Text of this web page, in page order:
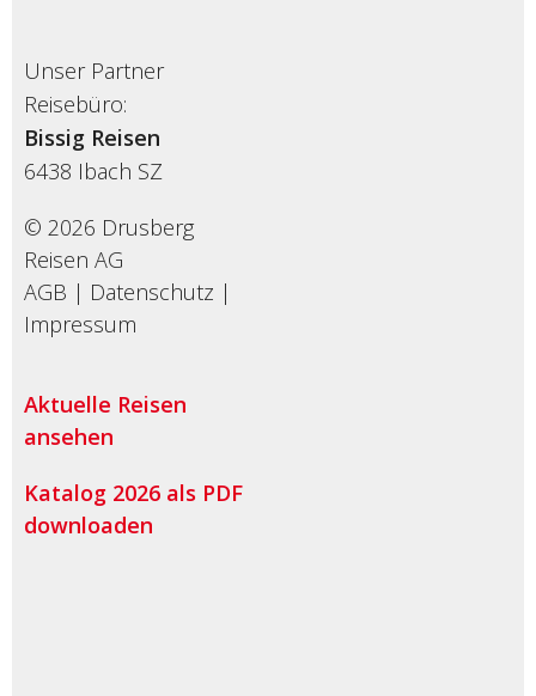
Unser Partner
Reisebüro:
Bissig Reisen
6438 Ibach SZ
© 2026 Drusberg
Reisen AG
AGB | Datenschutz |
Impressum
Aktuelle Reisen
ansehen
Katalog 2026 als PDF
downloaden